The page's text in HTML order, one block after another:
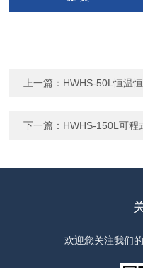
上一篇： HWHS-50L恒温
下一篇： HWHS-150L可程
欢迎您关注我们